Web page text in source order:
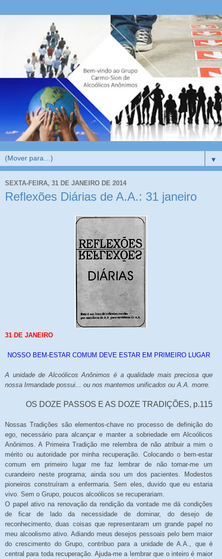
▼
SEXTA-FEIRA, 31 DE JANEIRO DE 2014
Reflexões Diárias de A.A.: 31 janeiro
31 DE JANEIRO
NOSSO BEM-ESTAR COMUM DEVE ESTAR EM PRIMEIRO LUGAR
A unidade de Alcoólicos Anônimos é a qualidade mais preciosa que
nossa Irmandade possui... ou nos mantemos unificados ou A.A. morre.
OS DOZE PASSOS E AS DOZE TRADIÇÕES, p.115
Nossas Tradições são elementos-chave no processo de definição do
ego, necessário para alcançar e manter a sobriedade em Alcoólicos
Anônimos. A Primeira Tradição me relembra de não atribuir a mim o
mérito ou autoridade por minha recuperação. Colocando o bem-estar
comum em primeiro lugar me faz lembrar de não tornar-me um
curandeiro neste programa; ainda sou um dos pacientes. Modestos
pioneiros construíram a enfermaria. Sem eles, duvido que eu estaria
vivo. Sem o Grupo, poucos alcoólicos se recuperariam.
O papel ativo na renovação da rendição da vontade me dá condições
de ficar de lado da necessidade de dominar, do desejo de
reconhecimento, duas coisas que representaram um grande papel no
meu alcoolismo ativo. Adiando meus desejos pessoais pelo bem maior
do crescimento do Grupo, contribuo para a unidade de A.A., que é
central para toda recuperação. Ajuda-me a lembrar que o inteiro é maior